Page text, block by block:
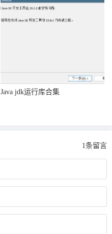
Java jdk运行库合集
1条留言